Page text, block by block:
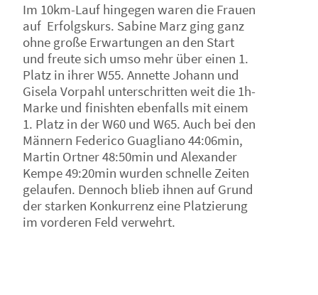
Im 10km-Lauf hingegen waren die Frauen
auf Erfolgskurs. Sabine Marz ging ganz
ohne große Erwartungen an den Start
und freute sich umso mehr über einen 1.
Platz in ihrer W55. Annette Johann und
Gisela Vorpahl unterschritten weit die 1h-
Marke und finishten ebenfalls mit einem
1. Platz in der W60 und W65. Auch bei den
Männern Federico Guagliano 44:06min,
Martin Ortner 48:50min und Alexander
Kempe 49:20min wurden schnelle Zeiten
gelaufen. Dennoch blieb ihnen auf Grund
der starken Konkurrenz eine Platzierung
im vorderen Feld verwehrt.